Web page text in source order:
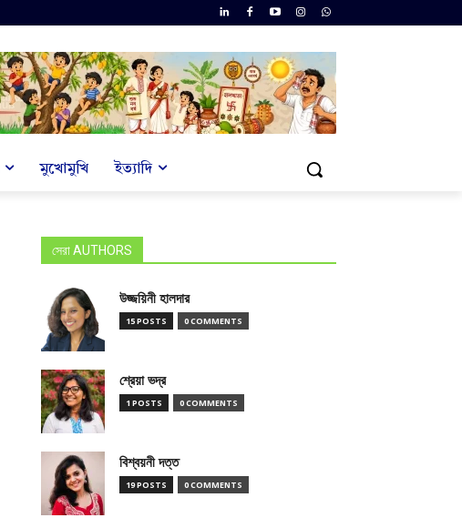
মুখোমুখি ইত্যাদি
সেরা AUTHORS
উজ্জয়িনী হালদার
15 POSTS 0 COMMENTS
শ্রেয়া ভদ্র
1 POSTS 0 COMMENTS
বিশ্বয়নী দত্ত
19 POSTS 0 COMMENTS